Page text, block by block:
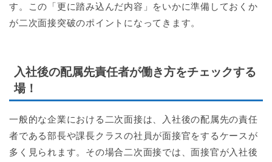
す。この「更に踏み込んだ内容」をいかに準備しておくか
が二次面接突破のポイントになってきます。
入社後の配属先責任者が働き方をチェックする
場！
一般的な企業における二次面接は、入社後の配属先の責任
者である部長や課長クラスの社員が面接官をするケースが
多く見られます。その場合二次面接では、面接官が入社後